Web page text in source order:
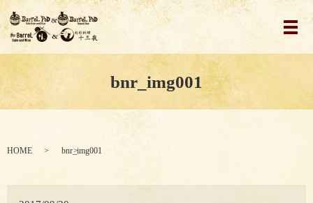
メ
bnr_img001
HOME bnr_img001